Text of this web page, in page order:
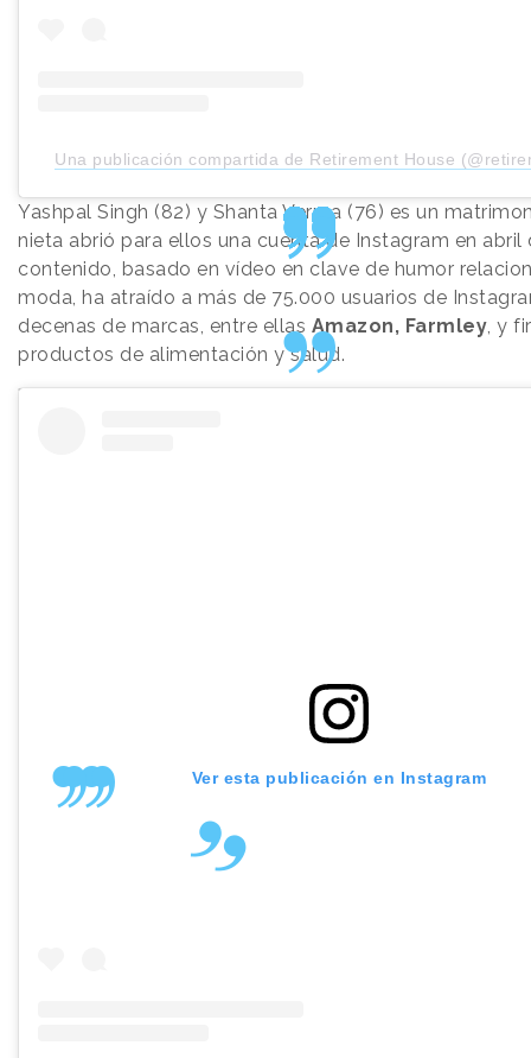
Una publicación compartida de Retirement House
Yashpal Singh (82) y Shanta Verma (76) es un
nieta abrió para ellos una cuenta de Instagram en abril
contenido, basado en vídeo en clave de humor
moda, ha atraído a más de 75.000 usuarios de
decenas de marcas, entre ellas Amazon, Farmley, y
productos de alimentación y salud.
Ver esta publicación en Instagram